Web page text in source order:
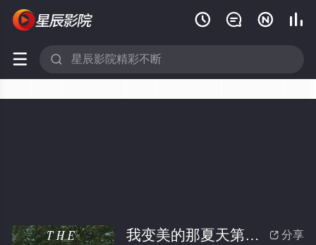
   
 
 分享
我变美的那夏天第三季(全集)